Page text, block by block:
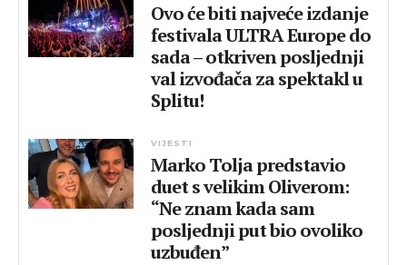
Ovo će biti najveće izdanje
festivala ULTRA Europe do
sada – otkriven posljednji
val izvođača za spektakl u
Splitu!
VIJESTI
Marko Tolja predstavio
duet s velikim Oliverom:
“Ne znam kada sam
posljednji put bio ovoliko
uzbuđen”